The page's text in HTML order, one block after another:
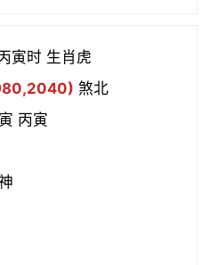
修坟
立碑
寅时 生肖虎
煞北
丙寅